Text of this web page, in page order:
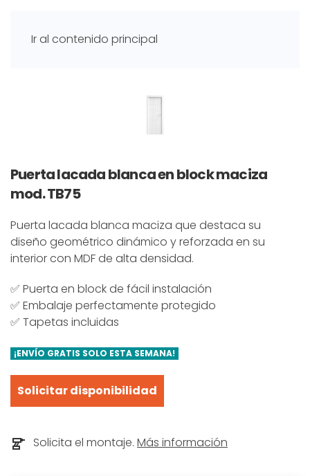
Ir al contenido principal
Puerta lacada blanca en block maciza
mod. TB75
Puerta lacada blanca maciza que destaca su
diseño geométrico dinámico y reforzada en su
interior con MDF de alta densidad.
✅ Puerta en block de fácil instalación
✅ Embalaje perfectamente protegido
✅ Tapetas incluidas
¡ENVÍO GRATIS SOLO ESTA SEMANA!
Solicitar disponibilidad
Solicita el montaje. Más información